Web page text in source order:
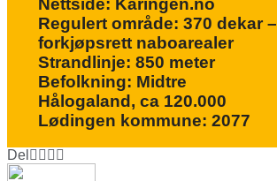
Nettside: Karingen.no
Regulert område: 370 dekar –
forkjøpsrett naboarealer
Strandlinje: 850 meter
Befolkning: Midtre
Hålogaland, ca120.000
Lødingen kommune: 2077
Del